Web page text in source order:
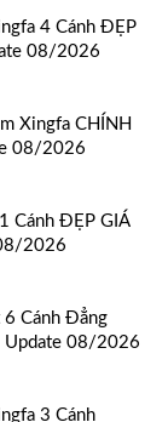
4 Cánh ĐẸP
08/2026
Xingfa CHÍNH
08/2026
Cánh ĐẸP GIÁ
2026
6 Cánh Đẳng
Update 08/2026
3 Cánh